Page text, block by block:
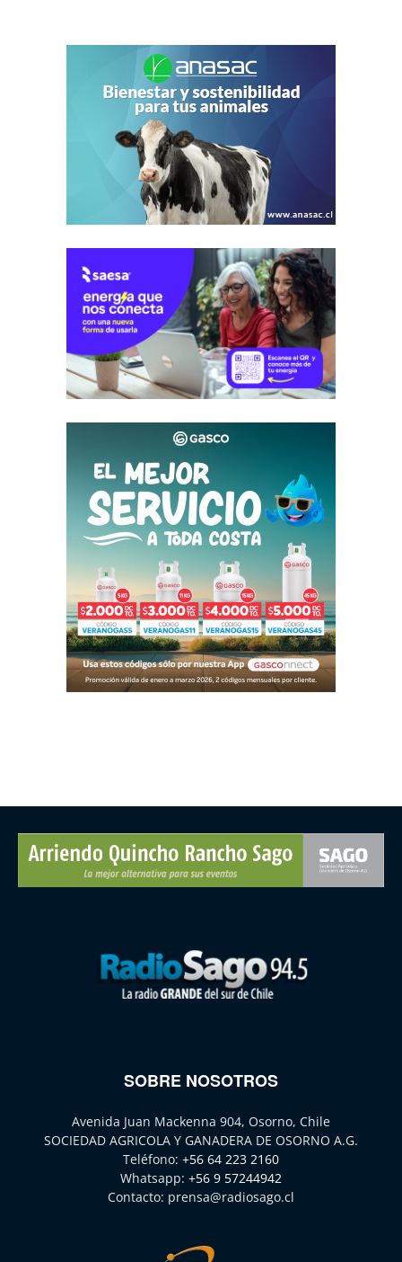
SOBRE NOSOTROS
Avenida Juan Mackenna 904, Osorno, Chile
SOCIEDAD AGRICOLA Y GANADERA DE OSORNO A.G.
Teléfono: +56 64 223 2160
Whatsapp: +56 9 57244942
Contacto: prensa@radiosago.cl